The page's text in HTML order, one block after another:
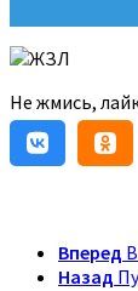
ЖЗЛ
Не жмись,
Вперед
Назад